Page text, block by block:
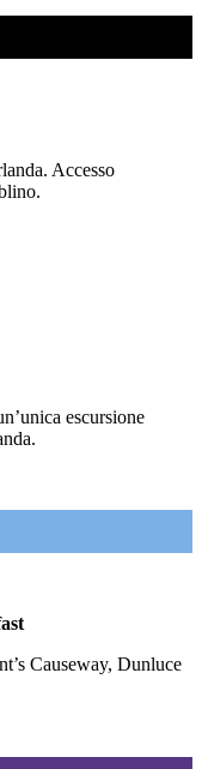
Accesso
escursione
Causeway, Dunluce